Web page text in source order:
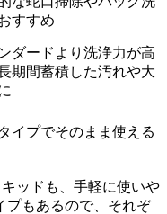
すすめ
ダードより洗浄力が高
期間蓄積した汚れや大
イプでそのまま使える
ッドも、手軽に使いや
プもあるので、それぞ